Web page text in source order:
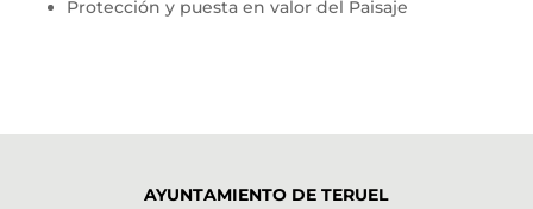
Protección y puesta en valor del Paisaje
AYUNTAMIENTO DE TERUEL